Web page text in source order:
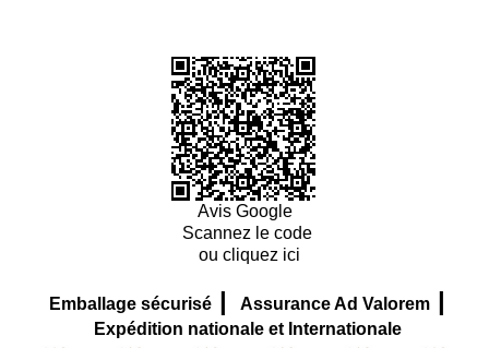
Avis Google
Scannez le code
ou cliquez ici
Emballage sécurisé | Assurance Ad Valorem |
Expédition nationale et Internationale